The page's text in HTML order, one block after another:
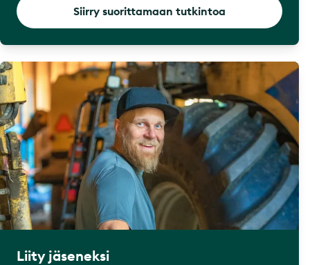
Siirry suorittamaan tutkintoa
Liity jäseneksi